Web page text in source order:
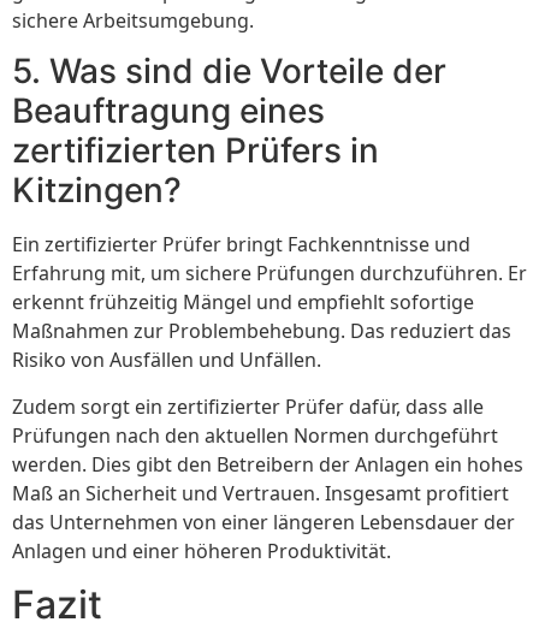
sichere Arbeitsumgebung.
5. Was sind die Vorteile der
Beauftragung eines
zertifizierten Prüfers in
Kitzingen?
Ein zertifizierter Prüfer bringt Fachkenntnisse und
Erfahrung mit, um sichere Prüfungen durchzuführen. Er
erkennt frühzeitig Mängel und empfiehlt sofortige
Maßnahmen zur Problembehebung. Das reduziert das
Risiko von Ausfällen und Unfällen.
Zudem sorgt ein zertifizierter Prüfer dafür, dass alle
Prüfungen nach den aktuellen Normen durchgeführt
werden. Dies gibt den Betreibern der Anlagen ein hohes
Maß an Sicherheit und Vertrauen. Insgesamt profitiert
das Unternehmen von einer längeren Lebensdauer der
Anlagen und einer höheren Produktivität.
Fazit